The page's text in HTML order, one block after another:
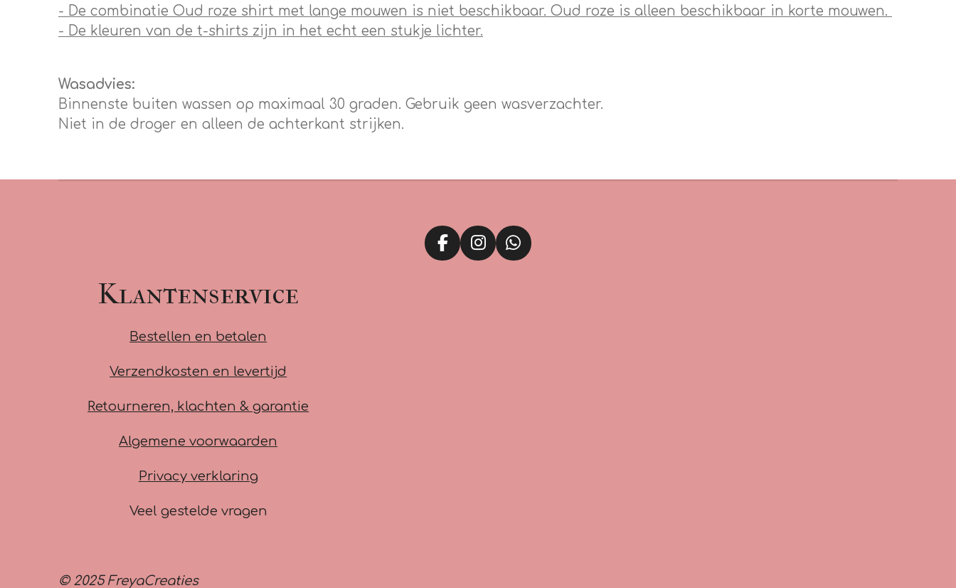
- De combinatie Oud roze shirt met lange mouwen is niet beschikbaar. Oud roze is alleen beschikbaar in korte mouwen.
- De kleuren van de t-shirts zijn in het echt een stukje lichter.
Wasadvies:
Binnenste buiten wassen op maximaal 30 graden. Gebruik geen wasverzachter.
Niet in de droger en alleen de achterkant strijken.
F
a
I
n
W
h
Klantenservice
Bestellen en betalen
Verzendkosten en levertijd
Retourneren, klachten & garantie
Algemene voorwaarden
Privacy verklaring
Veel gestelde vragen
© 2025 FreyaCreaties